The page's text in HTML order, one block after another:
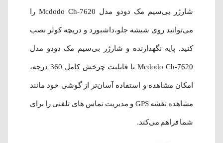
شارژر بی‌سیم مک دودو مدل Mcdodo Ch-7620 را
می‌توانید روی شیشه جلو،داشبورد و دریچه کولر نصب
کنید. پایه نگهدارنده و شارژر بی‌سیم مک دودو مدل
Mcdodo Ch-7620 با قابلیت چرخش کامل 360 درجه،
امکان مشاهده و استفاده آسان‌تر از گوشی خود مانند
مشاهده نقشه GPS و مدیریت تماس های تلفنی را برای
شما فراهم می‌کند.